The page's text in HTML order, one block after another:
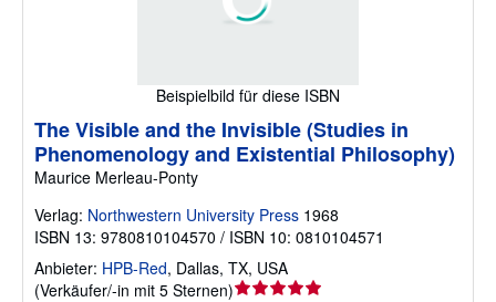
Beispielbild für diese ISBN
The Visible and the Invisible (Studies in
Phenomenology and Existential Philosophy)
Maurice Merleau-Ponty
Verlag: Northwestern University Press 1968
ISBN 13: 9780810104570 / ISBN 10: 0810104571
Anbieter: HPB-Red, Dallas, TX, USA
(Verkäufer/-in mit 5 Sternen)Verkäuferbewertung